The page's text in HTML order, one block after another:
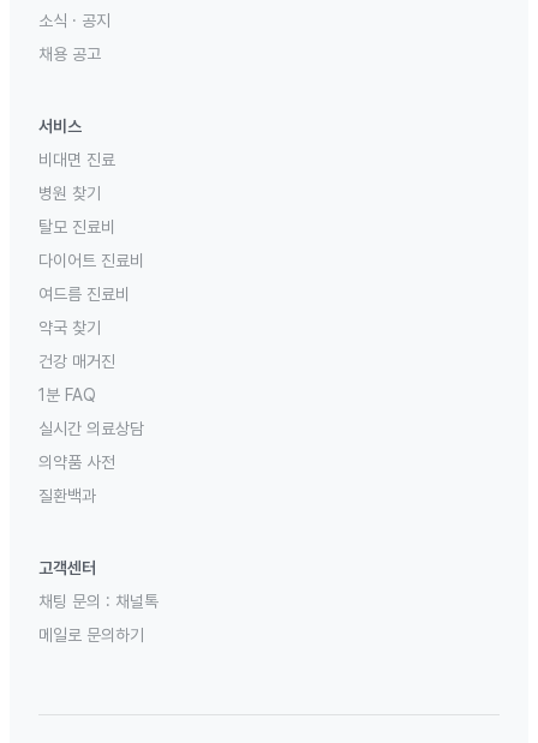
소식 · 공지
채용 공고
서비스
비대면 진료
병원 찾기
탈모 진료비
다이어트 진료비
여드름 진료비
약국 찾기
건강 매거진
1분 FAQ
실시간 의료상담
의약품 사전
질환백과
고객센터
채팅 문의 : 채널톡
메일로 문의하기